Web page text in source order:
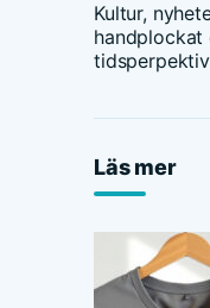
Kultur,
handplockat
Läs mer